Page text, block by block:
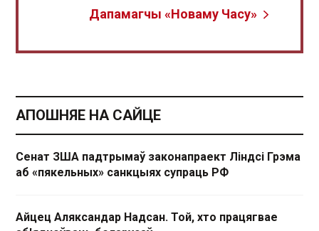
Дапамагчы «Новаму Часу»
АПОШНЯЕ НА САЙЦЕ
Сенат ЗША падтрымаў законапраект Ліндсі Грэма
аб «пякельных» санкцыях супраць РФ
Айцец Аляксандар Надсан. Той, хто працягвае